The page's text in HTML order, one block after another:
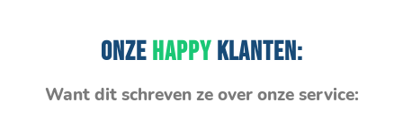
ONZEHAPPYKLANTEN:
Want dit schreven ze over onze service: